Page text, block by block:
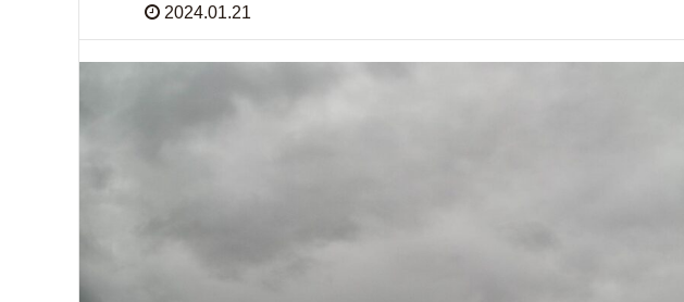
2024.01.21